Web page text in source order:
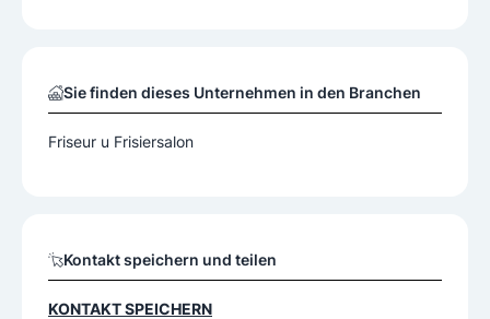
Sie finden dieses Unternehmen in den Branchen
Friseur u Frisiersalon
Kontakt speichern und teilen
KONTAKT SPEICHERN